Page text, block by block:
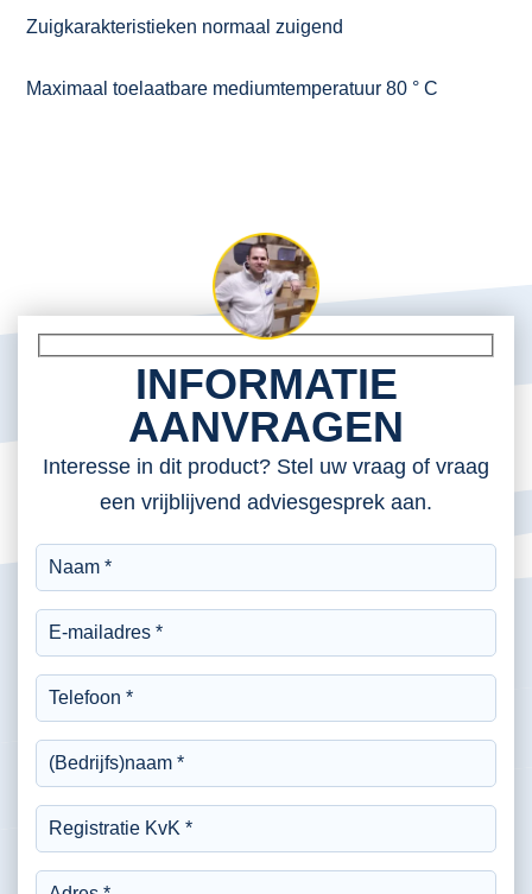
Zuigkarakteristieken normaal zuigend
Maximaal toelaatbare mediumtemperatuur 80 ° C
INFORMATIE
AANVRAGEN
Interesse in dit product? Stel uw vraag of vraag
een vrijblijvend adviesgesprek aan.